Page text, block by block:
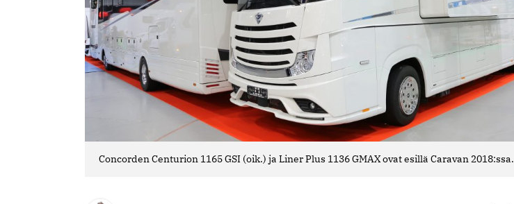
Concorden Centurion 1165 GSI (oik.) ja Liner Plus 1136 GMAX ovat esillä Caravan 2018:ssa.